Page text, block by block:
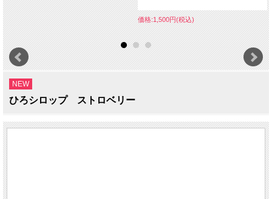
価格:1,500円(税込)
NEW
ひろシロップ ストロベリー